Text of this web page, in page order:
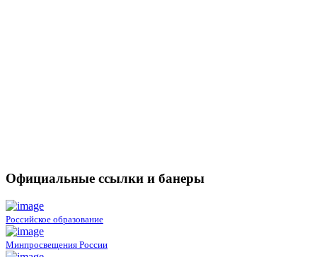
Официальные ссылки и банеры
Российское образование
Минпросвещения России